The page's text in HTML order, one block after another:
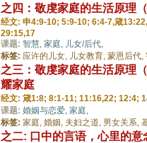
之四：敬虔家庭的生活原理
经文: 申4:9-10; 5:9-10; 6:4-7,箴
29:15,17
课题: 智慧, 家庭, 儿女/后代,
标签: 应许的儿女, 儿女教育, 蒙恩后代,
之三：敬虔家庭的生活原理
耀家庭
经文: 箴1:8; 8:1-11; 11:16,22; 12:4;
课题: 婚姻与恋爱, 家庭,
标签: 家庭, 婚姻, 夫妇之道, 男女关系,
之二: 口中的言语，心里的意